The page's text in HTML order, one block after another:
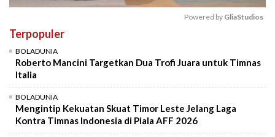
Powered by GliaStudios
Terpopuler
BOLADUNIA
Roberto Mancini Targetkan Dua Trofi Juara untuk Timnas
Italia
BOLADUNIA
Mengintip Kekuatan Skuat Timor Leste Jelang Laga
Kontra Timnas Indonesia di Piala AFF 2026